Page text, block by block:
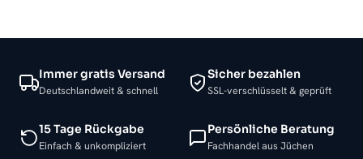
Immer gratis Versand
Deutschlandweit & schnell
Sicher bezahlen
SSL-verschlüsselt & geprüft
15 Tage Rückgabe
Einfach & unkompliziert
Persönliche Beratung
Fachhandel aus Jüchen